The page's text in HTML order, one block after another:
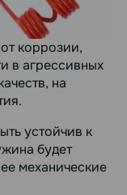
коррозии,
в агрессивных
на
устойчив к
будет
механические